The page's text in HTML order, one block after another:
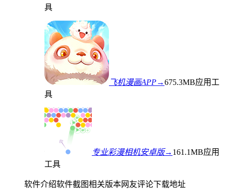
具
飞机漫画APP→675.3MB应用工
具
专业彩漫相机安卓版→ 161.1MB应用
工具
软件介绍软件截图相关版本网友评论下载地址